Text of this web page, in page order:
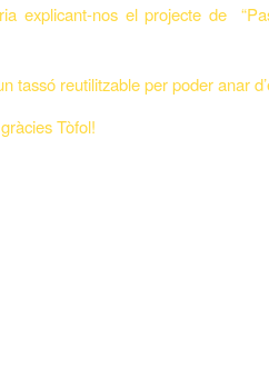
explicant-nos el projecte de
tassó reutilitzable per poder anar
Tòfol!